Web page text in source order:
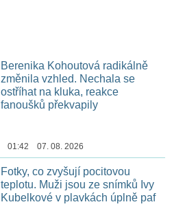
Berenika Kohoutová radikálně
změnila vzhled. Nechala se
ostříhat na kluka, reakce
fanoušků překvapily
01:42 07. 08. 2026
Fotky, co zvyšují pocitovou
teplotu. Muži jsou ze snímků Ivy
Kubelkové v plavkách úplně paf